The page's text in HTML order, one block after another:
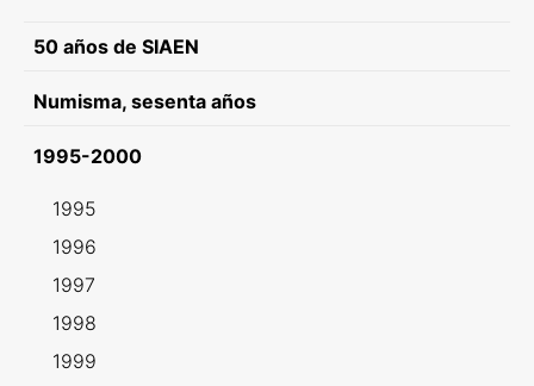
50 años de SIAEN
Numisma, sesenta años
1995-2000
1995
1996
1997
1998
1999